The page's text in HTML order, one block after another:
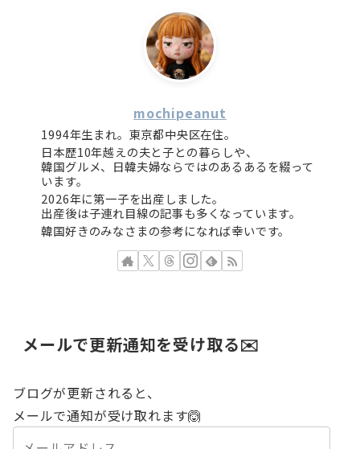
mochipeanut
1994年生まれ。東京都中央区在住。
日本歴10年越えの夫と子との暮らしや、
韓国グルメ、日韓夫婦ならではのあるあるを綴って
います。
2026年に第一子を出産しました。
出産後は子連れ目線の記事も多くなっています。
韓国好きのみなさまの参考になれば幸いです。
メールで更新通知を受け取る✉️
ブログが更新されると、
メールで通知が受け取れます🙆